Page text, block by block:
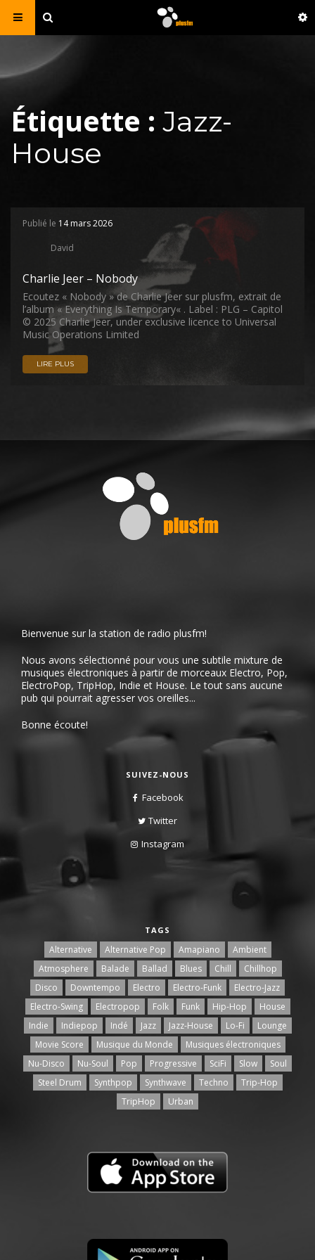
Étiquette : Jazz-
House
Publié le 14 mars 2026
David
Charlie Jeer – Nobody
Ecoutez « Nobody » de Charlie Jeer sur plusfm, extrait de
l’album « Everything Is Temporary« . Label : PLG – Capitol
© 2025 Charlie Jeer, under exclusive licence to Universal
Music Operations Limited
LIRE PLUS
Bienvenue sur la station de radio plusfm!
Nous avons sélectionné pour vous une subtile mixture de
musiques électroniques à partir de morceaux Electro, Pop,
ElectroPop, TripHop, Indie et House. Le tout sans aucune
pub qui pourrait agresser vos oreilles...
Bonne écoute!
SUIVEZ-NOUS
Facebook
Twitter
Instagram
TAGS
Alternative Alternative Pop Amapiano
Ambient
Atmosphere
Balade Ballad Blues Chill
Chillhop
Disco
Downtempo Electro Electro-Funk
Electro-Jazz
Electro-Swing
Electropop Folk Funk Hip-Hop
House
Indie
Indiepop Indé Jazz Jazz-House Lo-Fi
Lounge
Movie Score
Musique du Monde
Musiques électroniques
Nu-Disco
Nu-Soul Pop Progressive SciFi Slow
Soul
Steel Drum
Synthpop Synthwave Techno
Trip-Hop
TripHop
Urban